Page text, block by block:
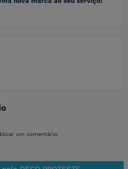
um comentário.